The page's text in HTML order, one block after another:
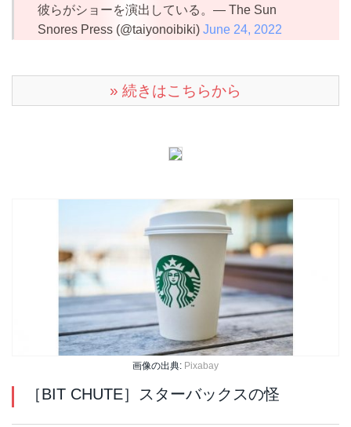
彼らがショーを演出している。— The Sun
Snores Press (@taiyonoibiki) June 24, 2022
» 続きはこちらから
画像の出典: Pixabay
［BIT CHUTE］スターバックスの怪